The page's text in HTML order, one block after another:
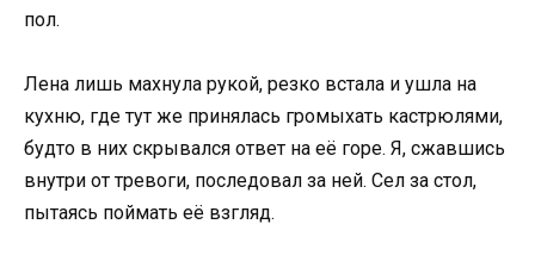
пол.
Лена лишь махнула рукой, резко встала и ушла на
кухню, где тут же принялась громыхать кастрюлями,
будто в них скрывался ответ на её горе. Я, сжавшись
внутри от тревоги, последовал за ней. Сел за стол,
пытаясь поймать её взгляд.